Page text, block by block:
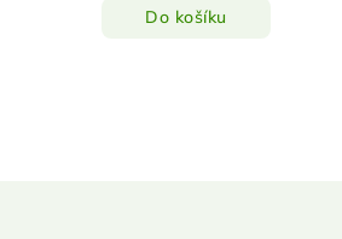
Do košíku